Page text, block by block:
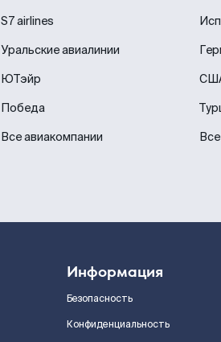
S7 airlines
Уральские авиалинии
ЮТэйр
Победа
Все авиакомпании
Информация
Безопасность
Конфиденциальность